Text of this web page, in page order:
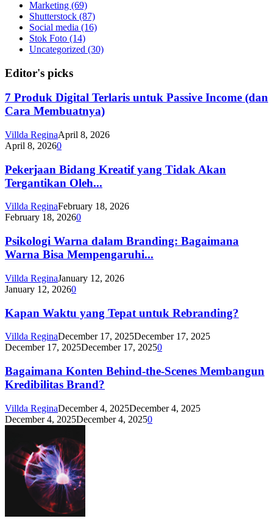
Marketing (69)
Shutterstock (87)
Social media (16)
Stok Foto (14)
Uncategorized (30)
Editor's picks
7 Produk Digital Terlaris untuk Passive Income (dan
Cara Membuatnya)
Villda ReginaApril 8, 2026
April 8, 20260
Pekerjaan Bidang Kreatif yang Tidak Akan
Tergantikan Oleh...
Villda ReginaFebruary 18, 2026
February 18, 20260
Psikologi Warna dalam Branding: Bagaimana
Warna Bisa Mempengaruhi...
Villda ReginaJanuary 12, 2026
January 12, 20260
Kapan Waktu yang Tepat untuk Rebranding?
Villda ReginaDecember 17, 2025December 17, 2025
December 17, 2025December 17, 20250
Bagaimana Konten Behind-the-Scenes Membangun
Kredibilitas Brand?
Villda ReginaDecember 4, 2025December 4, 2025
December 4, 2025December 4, 20250